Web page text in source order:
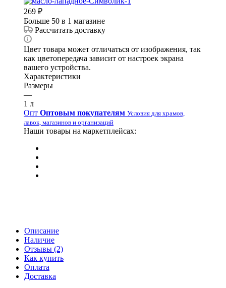
269 ₽
Больше 50 в 1 магазине
Рассчитать доставку
Цвет товара может отличаться от изображения, так
как цветопередача зависит от настроек экрана
вашего устройства.
Характеристики
Размеры
—
1 л
Опт Оптовым покупателям Условия для храмов,
лавок, магазинов и организаций
Наши товары на маркетплейсах:
Описание
Наличие
Отзывы (2)
Как купить
Оплата
Доставка